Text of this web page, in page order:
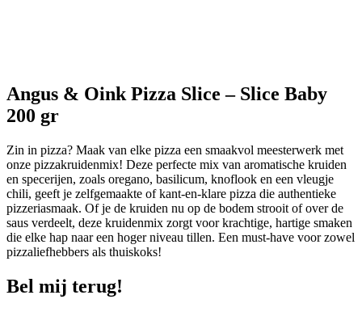
Angus & Oink Pizza Slice – Slice Baby
200 gr
Zin in pizza? Maak van elke pizza een smaakvol meesterwerk met
onze pizzakruidenmix! Deze perfecte mix van aromatische kruiden
en specerijen, zoals oregano, basilicum, knoflook en een vleugje
chili, geeft je zelfgemaakte of kant-en-klare pizza die authentieke
pizzeriasmaak. Of je de kruiden nu op de bodem strooit of over de
saus verdeelt, deze kruidenmix zorgt voor krachtige, hartige smaken
die elke hap naar een hoger niveau tillen. Een must-have voor zowel
pizzaliefhebbers als thuiskoks!
Bel mij terug!